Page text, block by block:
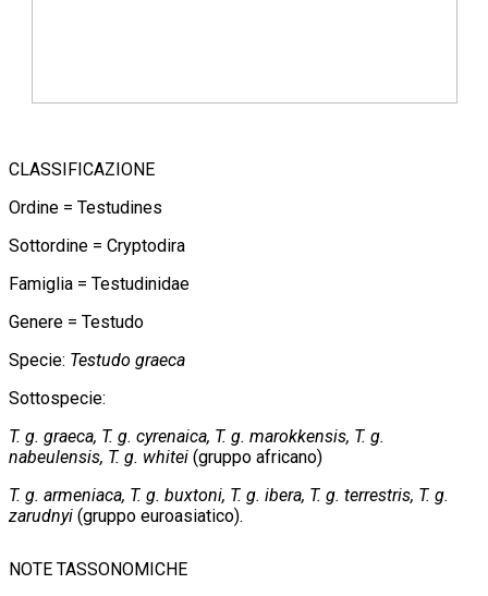
CLASSIFICAZIONE
Ordine = Testudines
Sottordine = Cryptodira
Famiglia = Testudinidae
Genere = Testudo
Specie: Testudo graeca
Sottospecie:
T. g. graeca, T. g. cyrenaica, T. g. marokkensis, T. g.
nabeulensis, T. g. whitei (gruppo africano)
T. g. armeniaca, T. g. buxtoni, T. g. ibera, T. g. terrestris, T. g.
zarudnyi (gruppo euroasiatico).
NOTE TASSONOMICHE